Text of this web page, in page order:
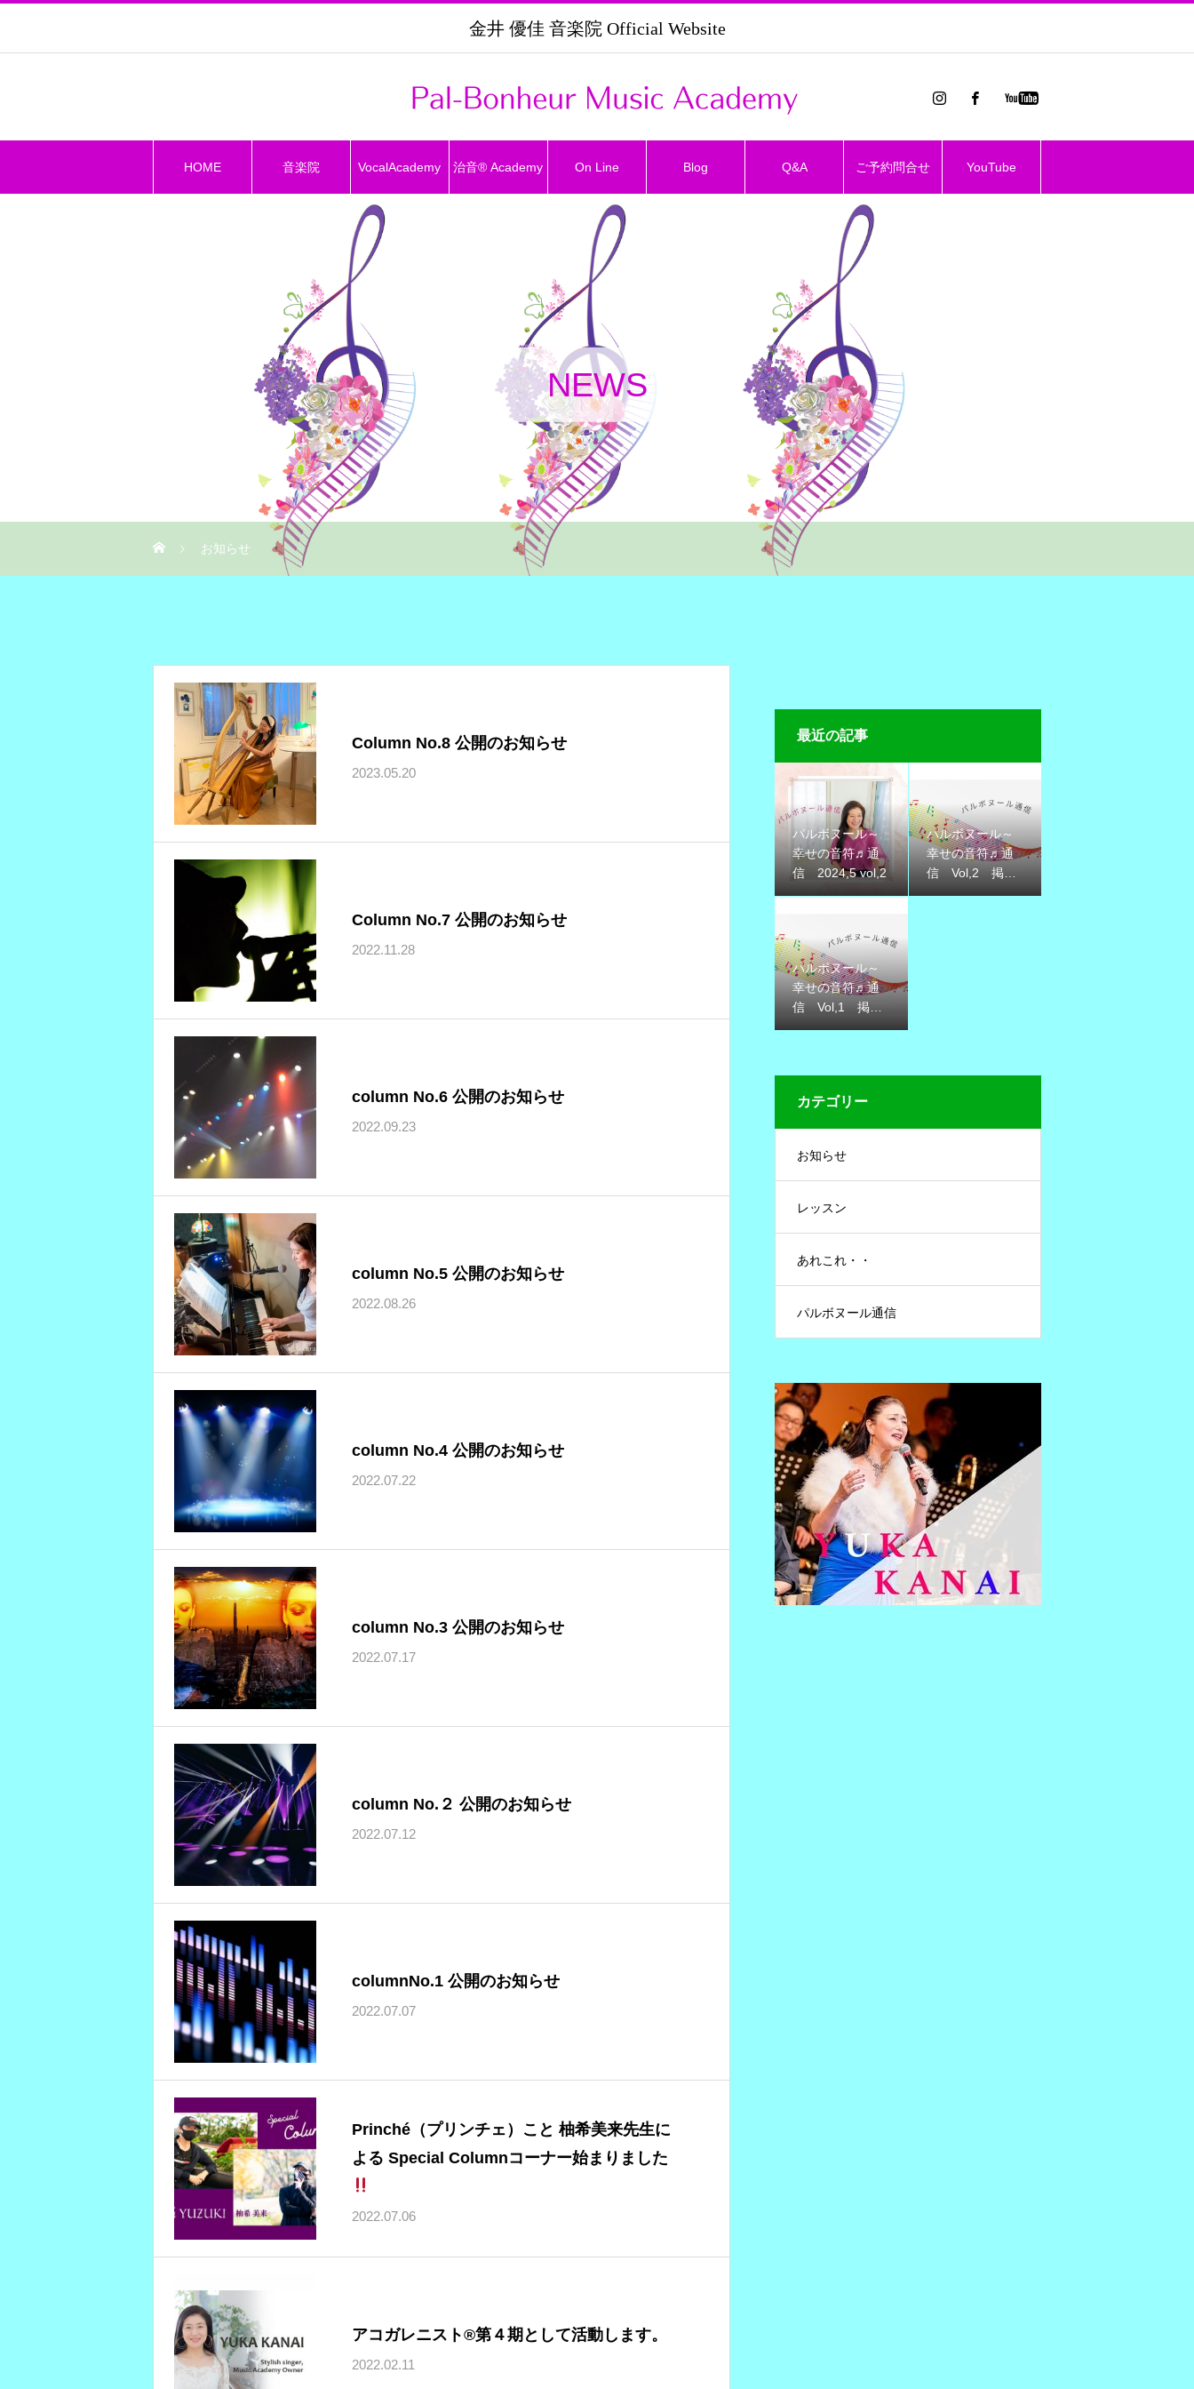
金井 優佳 音楽院 Official Website
HOME 音楽院 VocalAcademy 治音®︎ Academy On Line Blog Q&A ご予約問合せ YouTube
NEWS
お知らせ
Column No.8 公開のお知らせ
2023.05.20
Column No.7 公開のお知らせ
2022.11.28
column No.6 公開のお知らせ
2022.09.23
column No.5 公開のお知らせ
2022.08.26
column No.4 公開のお知らせ
2022.07.22
column No.3 公開のお知らせ
2022.07.17
column No.２ 公開のお知らせ
2022.07.12
columnNo.1 公開のお知らせ
2022.07.07
Prinché（プリンチェ）こと 柚希美来先生に
よる Special Columnコーナー始まりました
2022.07.06
アコガレニスト®第４期として活動します。
2022.02.11
最近の記事
パルボヌール～
幸せの音符♬通
信 2024,5 vol,2
パルボヌール～
幸せの音符♬通
信 Vol,2 掲載
パルボヌール～
幸せの音符♬通
信 Vol,1 掲載
カテゴリー
お知らせ
レッスン
あれこれ・・
パルボヌール通信